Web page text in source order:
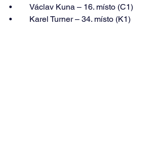
•	Václav Kuna – 16. místo (C1)
•	Karel Turner – 34. místo (K1)